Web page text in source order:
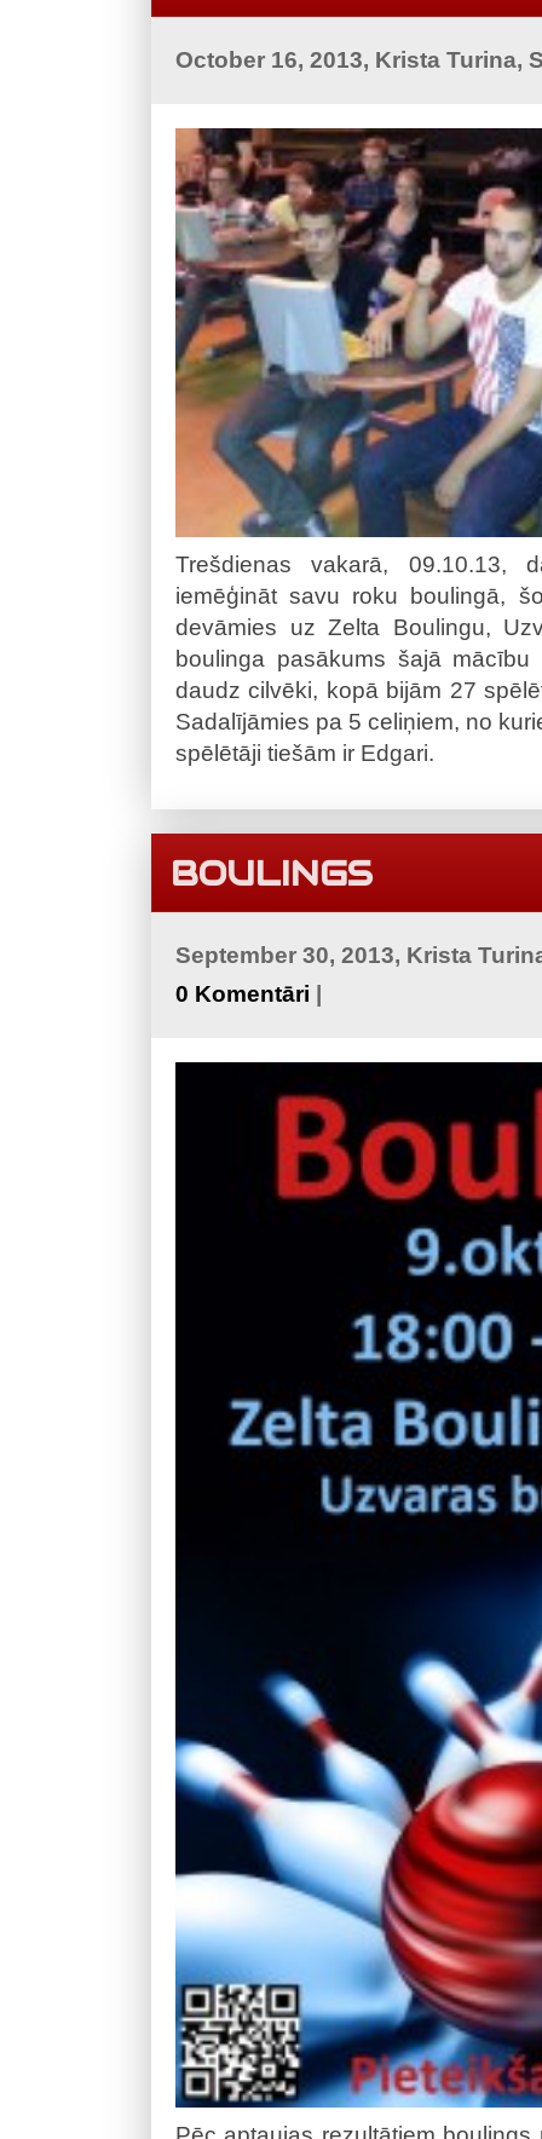
October 16, 2013, Krista Turina,
Trešdienas vakarā, 09.10.13,
iemēģināt savu roku boulingā,
devāmies uz Zelta Boulingu,
boulinga pasākums šajā
daudz cilvēki, kopā bijām 27
Sadalījāmies pa 5 celiņiem, no
spēlētāji tiešām ir Edgari.
BOULINGS
September 30, 2013, Krista
0 Komentāri